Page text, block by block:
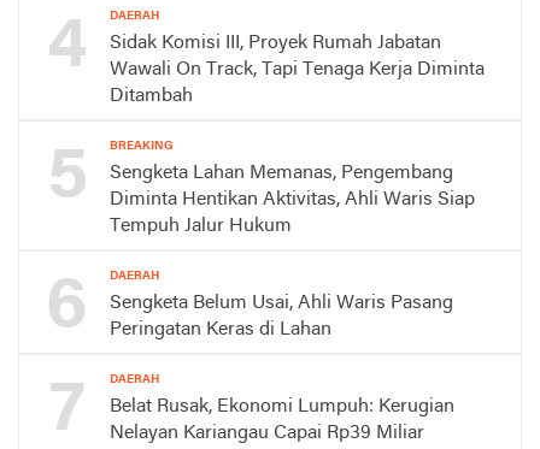
4 DAERAH
Sidak Komisi III, Proyek Rumah Jabatan
Wawali On Track, Tapi Tenaga Kerja Diminta
Ditambah
5 BREAKING
Sengketa Lahan Memanas, Pengembang
Diminta Hentikan Aktivitas, Ahli Waris Siap
Tempuh Jalur Hukum
6 DAERAH
Sengketa Belum Usai, Ahli Waris Pasang
Peringatan Keras di Lahan
7 DAERAH
Belat Rusak, Ekonomi Lumpuh: Kerugian
Nelayan Kariangau Capai Rp39 Miliar